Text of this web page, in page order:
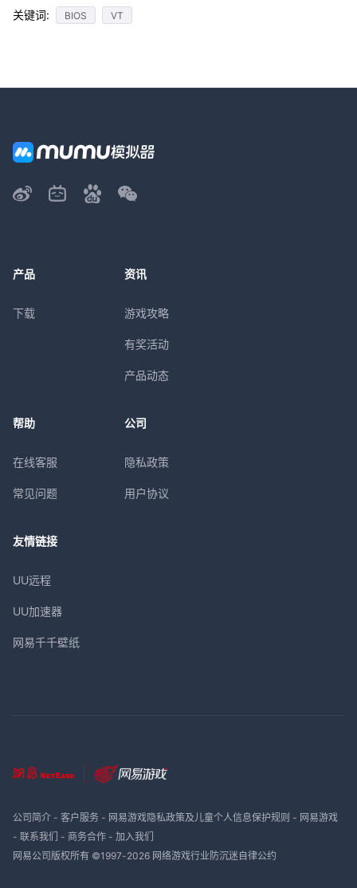
关键词: BIOS VT
产品
下载
资讯
游戏攻略
有奖活动
产品动态
帮助
在线客服
常见问题
公司
隐私政策
用户协议
友情链接
UU远程
UU加速器
网易千千壁纸
公司简介- 客户服务- 网易游戏隐私政策及儿童个人信息保护规则 - 网易游戏
- 联系我们 - 商务合作- 加入我们
网易公司版权所有 ©1997-2026 网络游戏行业防沉迷自律公约